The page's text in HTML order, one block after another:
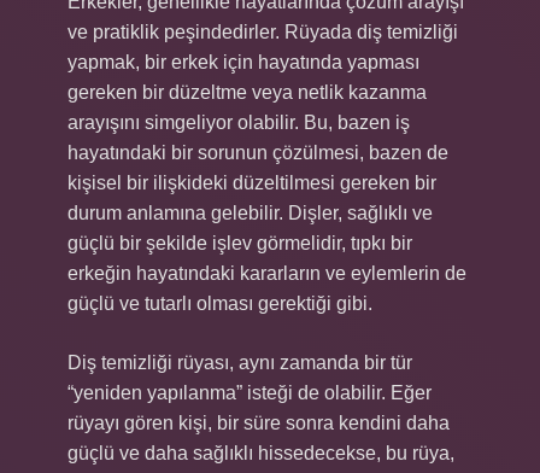
ve pratiklik peşindedirler. Rüyada diş temizliği
yapmak, bir erkek için hayatında yapması
gereken bir düzeltme veya netlik kazanma
arayışını simgeliyor olabilir. Bu, bazen iş
hayatındaki bir sorunun çözülmesi, bazen de
kişisel bir ilişkideki düzeltilmesi gereken bir
durum anlamına gelebilir. Dişler, sağlıklı ve
güçlü bir şekilde işlev görmelidir, tıpkı bir
erkeğin hayatındaki kararların ve eylemlerin de
güçlü ve tutarlı olması gerektiği gibi.
Diş temizliği rüyası, aynı zamanda bir tür
“yeniden yapılanma” isteği de olabilir. Eğer
rüyayı gören kişi, bir süre sonra kendini daha
güçlü ve daha sağlıklı hissedecekse, bu rüya,